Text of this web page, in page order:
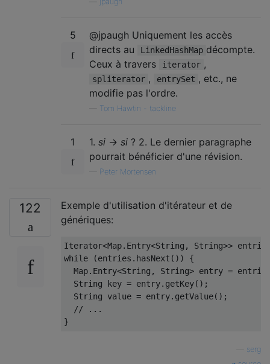
5
@jpaugh Uniquement les accès
directs au
LinkedHashMap décompte.
Ceux à travers
iterator ,
spliterator , entrySet , etc., ne
modifie pas l'ordre.
Tom Hawtin - tackline
1 1. si → si ? 2. Le dernier paragraphe
pourrait bénéficier d'une révision.
Peter Mortensen
122
Exemple d'utilisation d'itérateur et de
génériques:
Iterator<Map. Entry<String , String>>
while
(entries . hasNext ())
{
Map. Entry<String , String> entry =
String key = entry. getKey();
String value = entry. getValue();
// ...
}
serg